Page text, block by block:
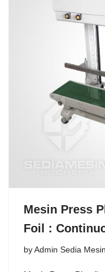
Mesin Press
Foil :
by Admin Sedia Mesin